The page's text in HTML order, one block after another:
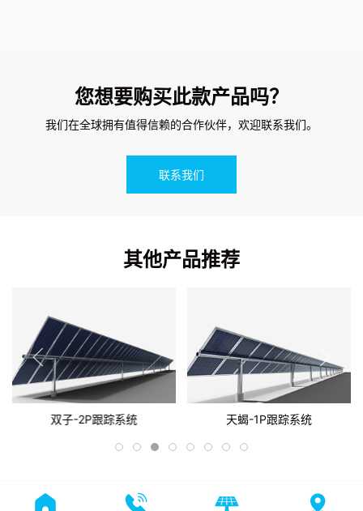
您想要购买此款产品吗？
我们在全球拥有值得信赖的合作伙伴，欢迎联系我们。
联系我们
其他产品推荐
天蝎-1P跟踪系统 天秤-1P两联动跟踪系统